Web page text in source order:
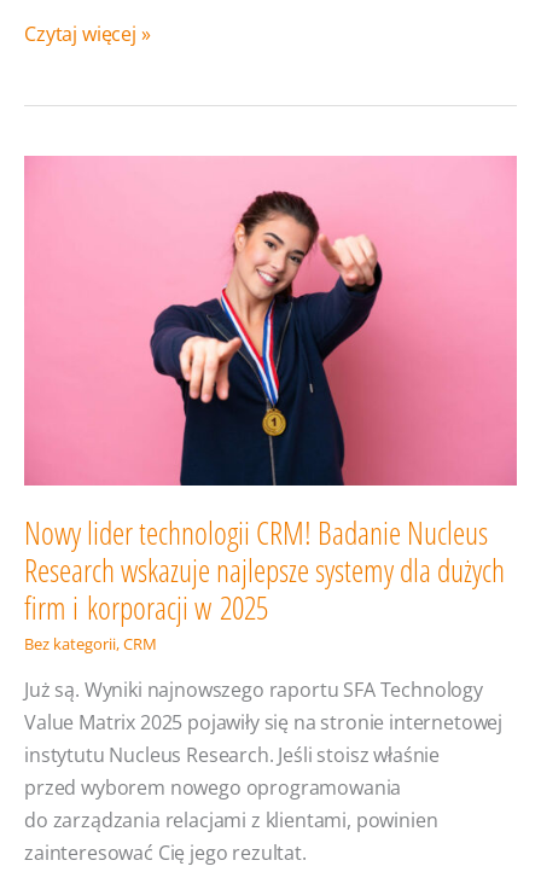
HubSpot
Czytaj więcej »
Nowy lider technologii CRM! Badanie Nucleus
Research wskazuje najlepsze systemy dla dużych
firm i korporacji w 2025
Bez kategorii,CRM
Już są. Wyniki najnowszego raportu SFA Technology
Value Matrix 2025 pojawiły się na stronie internetowej
instytutu Nucleus Research. Jeśli stoisz właśnie
przed wyborem nowego oprogramowania
do zarządzania relacjami z klientami, powinien
zainteresować Cię jego rezultat.